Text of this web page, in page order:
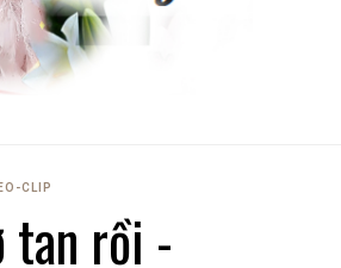
CLIP
tan rồi -